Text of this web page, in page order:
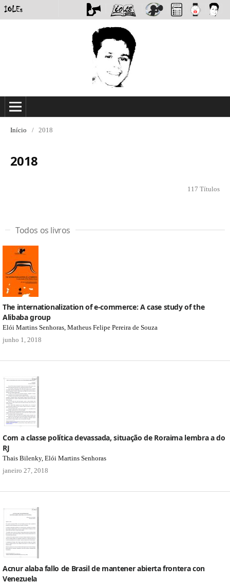
Início / 2018
2018
117 Títulos
Todos os livros
The internationalization of e-commerce: A case study of the
Alibaba group
Elói Martins Senhoras, Matheus Felipe Pereira de Souza
junho 1, 2018
Com a classe política devassada, situação de Roraima lembra a do
RJ
Thais Bilenky, Elói Martins Senhoras
janeiro 27, 2018
Acnur alaba fallo de Brasil de mantener abierta frontera con
Venezuela